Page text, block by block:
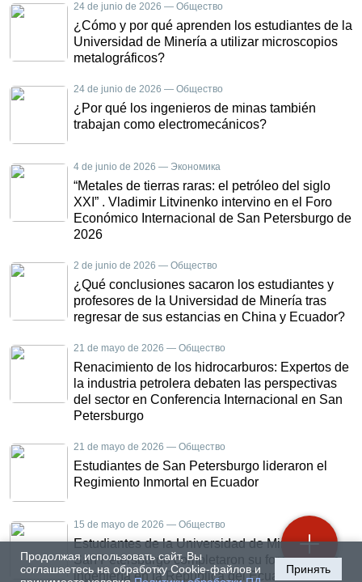
Продолжая использовать сайт, Вы
соглашаетесь на обработку Cookie-файлов и
Принять
24 de junio de 2026 — Общество
¿Cómo y por qué aprenden los estudiantes de la
Universidad de Minería a utilizar microscopios
metalográficos?
24 de junio de 2026 — Общество
¿Por qué los ingenieros de minas también
trabajan como electromecánicos?
4 de junio de 2026 — Экономика
“Metales de tierras raras: el petróleo del siglo
XXI” . Vladimir Litvinenko intervino en el Foro
Económico Internacional de San Petersburgo de
2026
2 de junio de 2026 — Общество
¿Qué conclusiones sacaron los estudiantes y
profesores de la Universidad de Minería tras
regresar de sus estancias en China y Ecuador?
21 de mayo de 2026 — Общество
Renacimiento de los hidrocarburos: Expertos de
la industria petrolera debaten las perspectivas
del sector en Conferencia Internacional en San
Petersburgo
21 de mayo de 2026 — Общество
Estudiantes de San Petersburgo lideraron el
Regimiento Inmortal en Ecuador
15 de mayo de 2026 — Общество
Estudiantes de la Universidad de Minería de
San Petersburgo completaron su formación en
ingeniería en la República del Ecuador